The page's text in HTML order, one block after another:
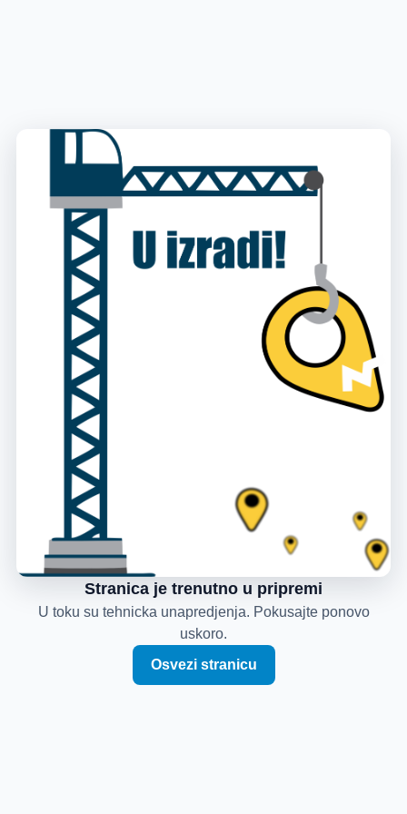
Stranica je trenutno u pripremi
U toku su tehnicka unapredjenja. Pokusajte ponovo
uskoro.
Osvezi stranicu